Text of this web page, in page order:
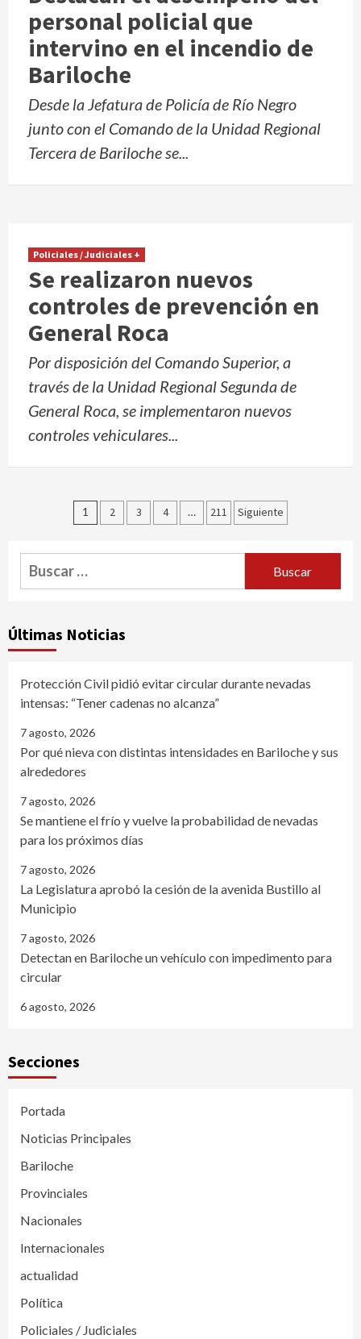
personal policial que
intervino en el incendio de
Bariloche
Desde la Jefatura de Policía de Río Negro
junto con el Comando de la Unidad Regional
Tercera de Bariloche se...
Policiales / Judiciales +
Se realizaron nuevos
controles de prevención en
General Roca
Por disposición del Comando Superior, a
través de la Unidad Regional Segunda de
General Roca, se implementaron nuevos
controles vehiculares...
Navegación
entradas
1 2 3 4 … 211 Siguiente
Buscar:
Últimas Noticias
Protección Civil pidió evitar circular durante nevadas
intensas: “Tener cadenas no alcanza”
7 agosto, 2026
Por qué nieva con distintas intensidades en Bariloche y sus
alrededores
7 agosto, 2026
Se mantiene el frío y vuelve la probabilidad de nevadas
para los próximos días
7 agosto, 2026
La Legislatura aprobó la cesión de la avenida Bustillo al
Municipio
7 agosto, 2026
Detectan en Bariloche un vehículo con impedimento para
circular
6 agosto, 2026
Secciones
Portada
Noticias Principales
Bariloche
Provinciales
Nacionales
Internacionales
actualidad
Política
Policiales / Judiciales